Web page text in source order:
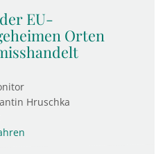
EU-
Orten
Hruschka